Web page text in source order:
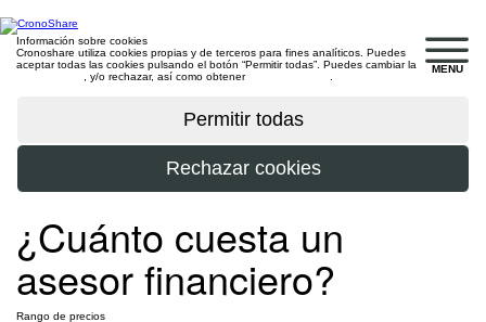
MENU
Información sobre cookies
Cronoshare utiliza cookies propias y de terceros para fines analíticos. Puedes
aceptar todas las cookies pulsando el botón “Permitir todas”. Puedes cambiar la
, y/o rechazar, así como obtener
¿Cuánto cuesta un
asesor financiero?
Rango de precios